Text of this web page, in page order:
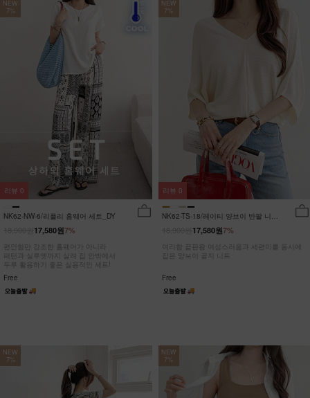
NEW
7%
NK62-NW-6/리플리 홈웨어 세트_DY
7%
17,580원
편안함만 강조한 홈웨어가 아니라
패턴과 실루엣까지 살려 집 안밖에서
두루 활용하기 좋은 실용적인 세트!
Free
리뷰 0
NEW
7%
NK62-TS-18/레이티 양브이 반팔 니트
7%
17,580원
여리함 끝판왕 여성스러움과 세련미를 동시에
잡은 양브이 골지 니트
Free
리뷰 0
NEW
7%
NEW
7%